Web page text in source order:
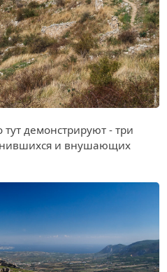
демонстрируют - три
и внушающих